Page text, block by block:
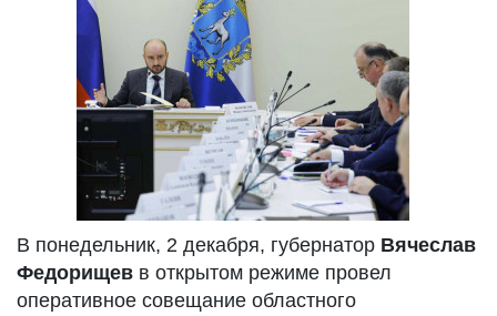
В понедельник, 2 декабря, губернатор Вячеслав
Федорищев в открытом режиме провел
оперативное совещание областного